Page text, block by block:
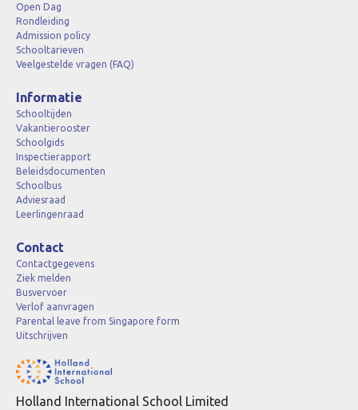
Open Dag
Rondleiding
Admission policy
Schooltarieven
Veelgestelde vragen (FAQ)
Informatie
Schooltijden
Vakantierooster
Schoolgids
Inspectierapport
Beleidsdocumenten
Schoolbus
Adviesraad
Leerlingenraad
Contact
Contactgegevens
Ziek melden
Busvervoer
Verlof aanvragen
Parental leave from Singapore form
Uitschrijven
Holland International School Limited